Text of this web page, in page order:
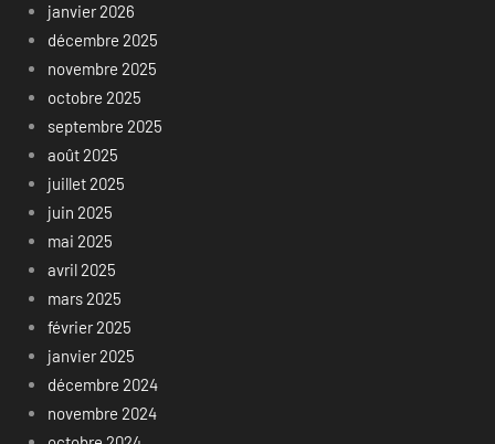
janvier 2026
décembre 2025
novembre 2025
octobre 2025
septembre 2025
août 2025
juillet 2025
juin 2025
mai 2025
avril 2025
mars 2025
février 2025
janvier 2025
décembre 2024
novembre 2024